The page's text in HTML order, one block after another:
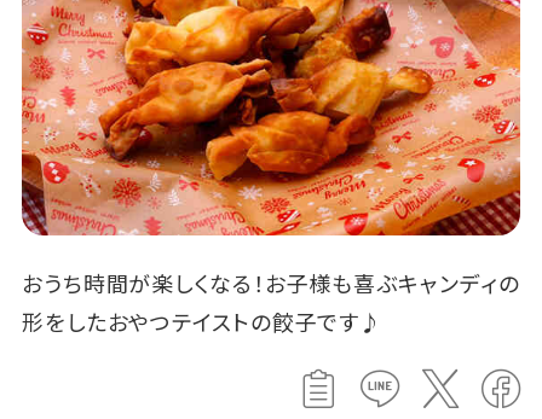
おうち時間が楽しくなる！お子様も喜ぶキャンディの
形をしたおやつテイストの餃子です♪